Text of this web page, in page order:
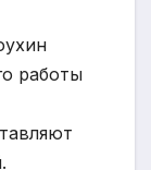
работы